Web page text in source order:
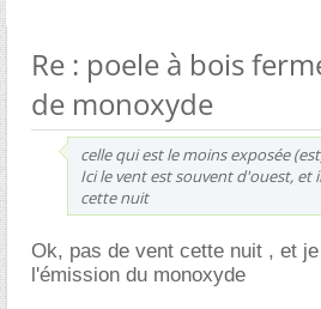
Re : poele à bois
de monoxyde
celle qui est le moins exposée
Ici le vent est souvent d'ouest, et
cette nuit
Ok, pas de vent cette nuit , et
l'émission du monoxyde